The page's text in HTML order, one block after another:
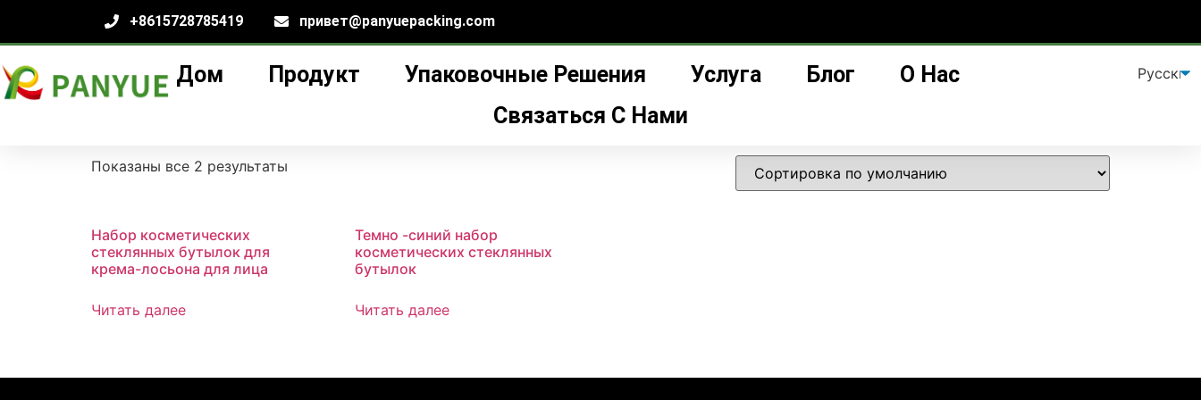
+8615728785419 привет@panyuepacking.com
Дом Продукт Упаковочные Решения Услуга Блог
О Нас
Связаться С Нами
Дом /продукт / Товары с меткой «Набор косметических стеклянных бутылочек”
Набор косметических стеклянных бутылочек
Показаны все 2 результаты
Набор косметических
стеклянных бутылок для
крема-лосьона для лица
Читать далее
Темно -синий набор
косметических стеклянных
бутылок
Читать далее